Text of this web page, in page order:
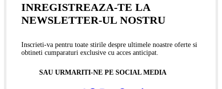
INREGISTREAZA-TE LA
NEWSLETTER-UL NOSTRU
Inscrieti-va pentru toate stirile despre ultimele noastre oferte si
obtineti cumparaturi exclusive cu acces anticipat.
SAU URMARITI-NE PE SOCIAL MEDIA